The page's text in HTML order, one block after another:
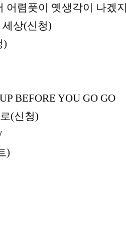
어렴풋이 옛생각이 나겠
상(신청)
)
BEFORE YOU GO GO
(신청)
)